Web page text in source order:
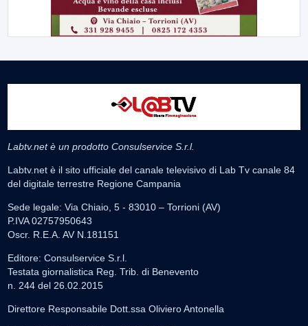
Labtv.net è un prodotto Consulservice S.r.l.
Labtv.net è il sito ufficiale del canale televisivo di Lab Tv canale 84
del digitale terrestre Regione Campania
Sede legale: Via Chiaio, 5 - 83010 – Torrioni (AV)
P.IVA 02757950643
Oscr. R.E.A. AV N.181151
Editore: Consulservice S.r.l.
Testata giornalistica Reg. Trib. di Benevento
n. 244 del 26.02.2015
Direttore Responsabile Dott.ssa Oliviero Antonella